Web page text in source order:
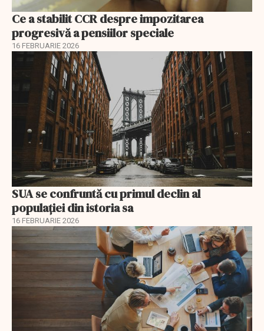
Ce a stabilit CCR despre impozitarea
progresivă a pensiilor speciale
16 FEBRUARIE 2026
SUA se confruntă cu primul declin al
populației din istoria sa
16 FEBRUARIE 2026